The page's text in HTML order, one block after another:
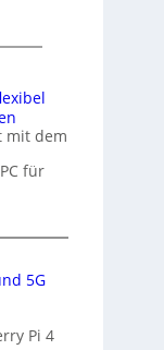
mit dem
für
5G
Pi 4